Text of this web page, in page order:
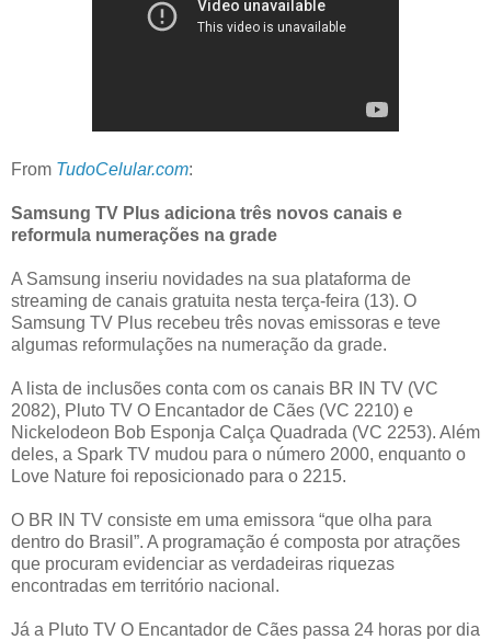
From TudoCelular.com:
Samsung TV Plus adiciona três novos canais e
reformula numerações na grade
A Samsung inseriu novidades na sua plataforma de
streaming de canais gratuita nesta terça-feira (13). O
Samsung TV Plus recebeu três novas emissoras e teve
algumas reformulações na numeração da grade.
A lista de inclusões conta com os canais BR IN TV (VC
2082), Pluto TV O Encantador de Cães (VC 2210) e
Nickelodeon Bob Esponja Calça Quadrada (VC 2253). Além
deles, a Spark TV mudou para o número 2000, enquanto o
Love Nature foi reposicionado para o 2215.
O BR IN TV consiste em uma emissora “que olha para
dentro do Brasil”. A programação é composta por atrações
que procuram evidenciar as verdadeiras riquezas
encontradas em território nacional.
Já a Pluto TV O Encantador de Cães passa 24 horas por dia